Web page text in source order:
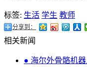
标签: 生活 学生 教师
分享到：
相关新闻
● 海尔外骨骼机